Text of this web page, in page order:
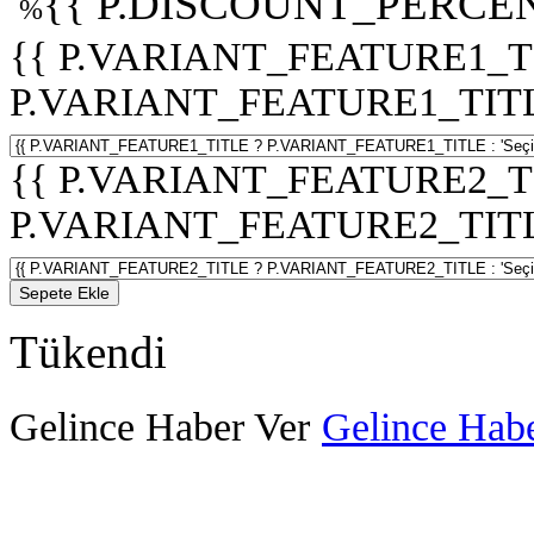
%
{{
{{
Sepete Ekle
Tükendi
Gelince Haber Ver Gelince